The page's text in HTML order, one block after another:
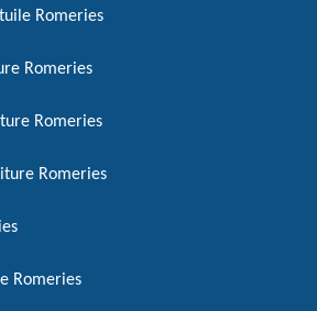
Romeries
Romeries
Romeries
Romeries
Romeries